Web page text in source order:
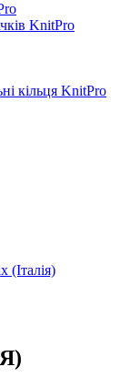
KnitPro
кільця KnitPro
(Італія)